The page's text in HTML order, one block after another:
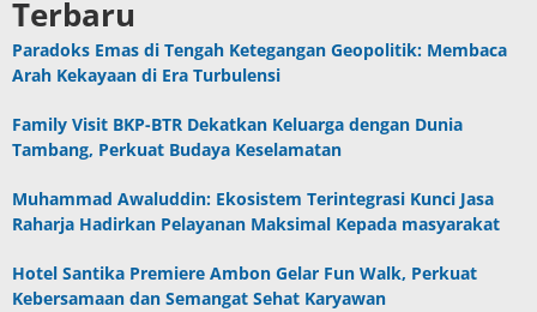
Terbaru
Paradoks Emas di Tengah Ketegangan Geopolitik: Membaca
Arah Kekayaan di Era Turbulensi
Family Visit BKP-BTR Dekatkan Keluarga dengan Dunia
Tambang, Perkuat Budaya Keselamatan
Muhammad Awaluddin: Ekosistem Terintegrasi Kunci Jasa
Raharja Hadirkan Pelayanan Maksimal Kepada masyarakat
Hotel Santika Premiere Ambon Gelar Fun Walk, Perkuat
Kebersamaan dan Semangat Sehat Karyawan